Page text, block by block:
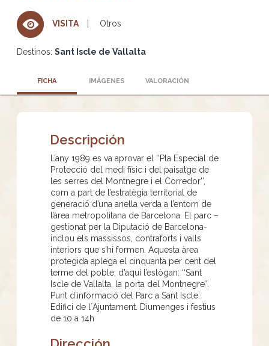
VISITA Otros
Destinos: Sant Iscle de Vallalta
FICHA IMÁGENES VALORACIÓN
Descripción
L’any 1989 es va aprovar el ‘‘Pla Especial de
Protecció del medi físic i del paisatge de
les serres del Montnegre i el Corredor’’,
com a part de l’estratègia territorial de
generació d’una anella verda a l’entorn de
l’àrea metropolitana de Barcelona. El parc –
gestionat per la Diputació de Barcelona-
inclou els massissos, contraforts i valls
interiors que s’hi formen. Aquesta àrea
protegida aplega el cinquanta per cent del
terme del poble; d’aquí l’eslògan: ‘‘Sant
Iscle de Vallalta, la porta del Montnegre’’.
Punt d´informació del Parc a Sant Iscle:
Edifici de l´Ajuntament. Diumenges i festius
de 10 a 14h